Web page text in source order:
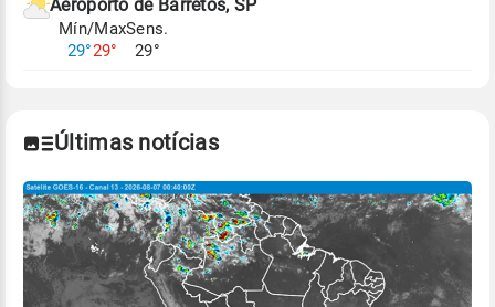
Aeroporto de Barretos, SP
Mín/Max
29°29°
Sens.
29°
Últimas notícias